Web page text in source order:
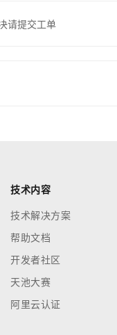
请提交工单